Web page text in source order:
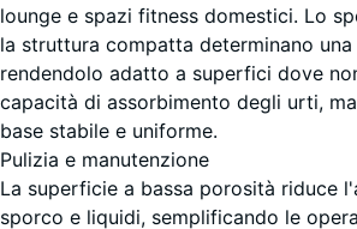
lounge e spazi fitness domestici. Lo
la struttura compatta determinano
rendendolo adatto a superfici dove
capacità di assorbimento degli urti,
base stabile e uniforme.
Pulizia e manutenzione
La superficie a bassa porosità riduce
sporco e liquidi, semplificando le